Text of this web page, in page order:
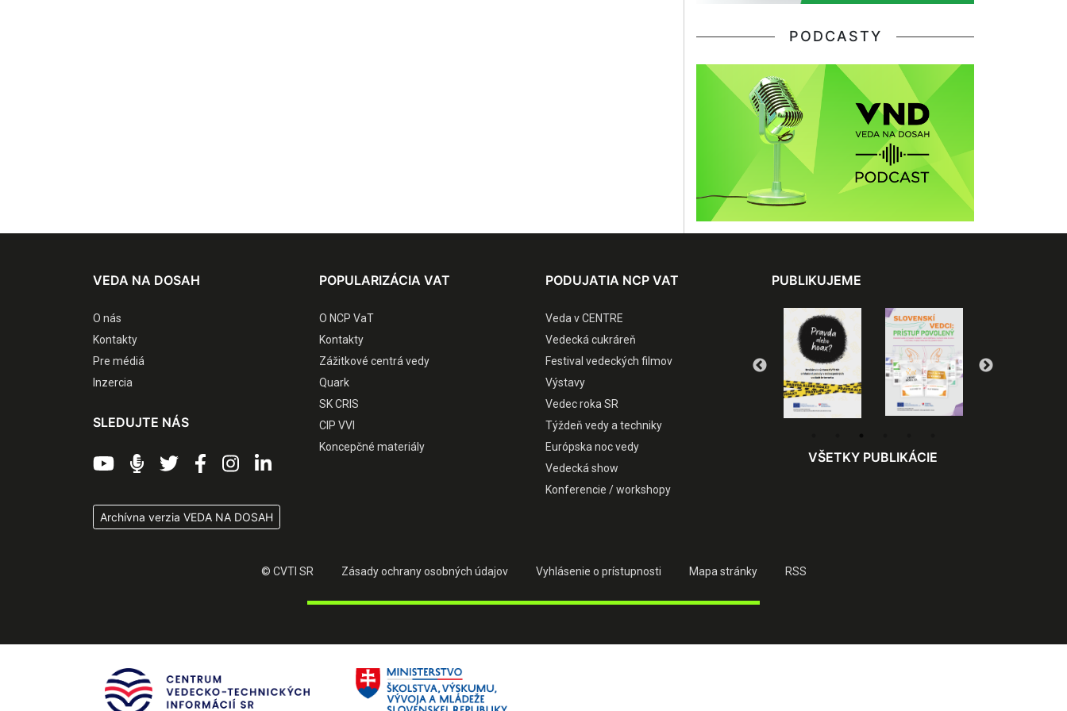
PODCASTY
VEDA NA DOSAH
O nás
Kontakty
Pre médiá
Inzercia
SLEDUJTE NÁS
Archívna verzia VEDA NA DOSAH
POPULARIZÁCIA VAT
O NCP VaT
Kontakty
Zážitkové centrá vedy
Quark
SK CRIS
CIP VVI
Koncepčné materiály
PODUJATIA NCP VAT
Veda v CENTRE
Vedecká cukráreň
Festival vedeckých filmov
Výstavy
Vedec roka SR
Týždeň vedy a techniky
Európska noc vedy
Vedecká show
Konferencie / workshopy
PUBLIKUJEME
VŠETKY PUBLIKÁCIE
© CVTI SR Zásady ochrany osobných údajov Vyhlásenie o prístupnosti Mapa stránky RSS